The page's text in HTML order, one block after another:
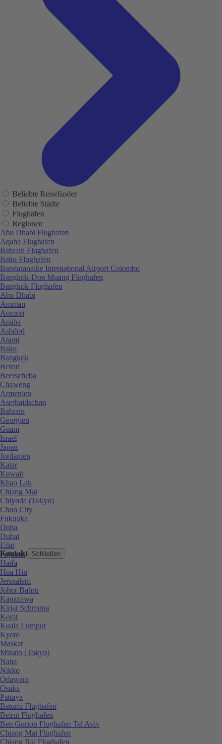
Kontakt Schließen
Beliebte Reiseländer
Beliebte Städte
Flughäfen
Regionen
Abu Dhabi Flughafen
Aqaba Flughafen
Bahrain Flughafen
Baku Flughafen
Bandaranaike International Airport Colombo
Bangkok-Don Muang Flughafen
Bangkok Flughafen
Abu Dhabi
Amman
Aomori
Aqaba
Ashdod
Atami
Baku
Bangkok
Beirut
Beerscheba
Chaweng
Armenien
Aserbaidschan
Bahrain
Georgien
Guam
Israel
Japan
Jordanien
Katar
Kuwait
Khao Lak
Chiang Mai
Chiyoda (Tokyo)
Chuo City
Fukuoka
Doha
Dubai
Eilat
Fujairah
Haifa
Hua Hin
Jerusalem
Johor Bahru
Kanazawa
Kirjat Schmona
Korat
Kuala Lumpur
Kyoto
Maskat
Minato (Tokyo)
Naha
Nikko
Odawara
Osaka
Pattaya
Batumi Flughafen
Beirut Flughafen
Ben Gurion Flughafen Tel Aviv
Chiang Mai Flughafen
Chiang Rai Flughafen